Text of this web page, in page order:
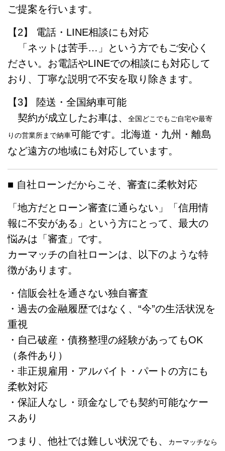
ご提案を行います。
【2】 電話・LINE相談にも対応
「ネットは苦手…」という方でもご安心く
ださい。お電話やLINEでの相談にも対応して
おり、丁寧な説明で不安を取り除きます。
【3】 陸送・全国納車可能
契約が成立したお車は、
全国どこでもご自宅や最寄
りの営業所まで納車可能です。北海道・九州・離島
など遠方の地域にも対応しています。
■ 自社ローンだからこそ、審査に柔軟対応
「地方だとローン審査に通らない」「信用情
報に不安がある」という方にとって、最大の
悩みは「審査」です。
カーマッチの自社ローンは、以下のような特
徴があります。
・信販会社を通さない独自審査
・過去の金融履歴ではなく、“今”の生活状況を
重視
・自己破産・債務整理の経験があってもOK
（条件あり）
・非正規雇用・アルバイト・パートの方にも
柔軟対応
・保証人なし・頭金なしでも契約可能なケー
スあり
つまり、他社では難しい状況でも、 カーマッチなら